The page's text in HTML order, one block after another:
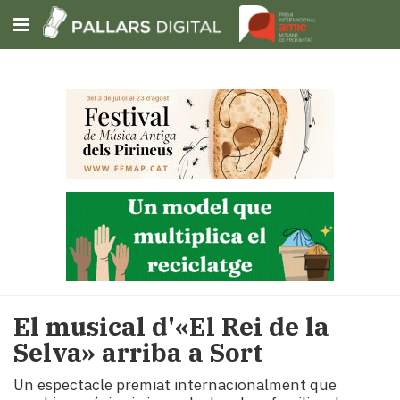
Subscriu-t'hi
Portada
Societat
Política
i
Economia
El musical d'«El Rei de la
Selva» arriba a Sort
Un espectacle premiat internacionalment que